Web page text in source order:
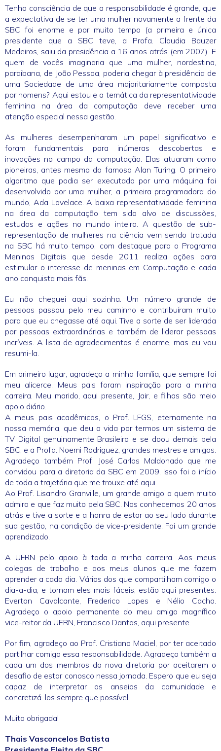
Tenho consciência de que a responsabilidade é grande, que
a expectativa de se ter uma mulher novamente a frente da
SBC foi enorme e por muito tempo (a primeira e única
presidente que a SBC teve, a Profa. Claudia Bauzer
Medeiros, saiu da presidência a 16 anos atrás (em 2007). E
quem de vocês imaginaria que uma mulher, nordestina,
paraibana, de João Pessoa, poderia chegar à presidência de
uma Sociedade de uma área majoritariamente composta
por homens? Aqui estou e a temática da representatividade
feminina na área da computação deve receber uma
atenção especial nessa gestão.
As mulheres desempenharam um papel significativo e
foram fundamentais para inúmeras descobertas e
inovações no campo da computação. Elas atuaram como
pioneiras, antes mesmo do famoso Alan Turing. O primeiro
algoritmo que podia ser executado por uma máquina foi
desenvolvido por uma mulher, a primeira programadora do
mundo, Ada Lovelace. A baixa representatividade feminina
na área da computação tem sido alvo de discussões,
estudos e ações no mundo inteiro. A questão de sub-
representação de mulheres na ciência vem sendo tratada
na SBC há muito tempo, com destaque para o Programa
Meninas Digitais que desde 2011 realiza ações para
estimular o interesse de meninas em Computação e cada
ano conquista mais fãs.
Eu não cheguei aqui sozinha. Um número grande de
pessoas passou pelo meu caminho e contribuíram muito
para que eu chegasse até aqui. Tive a sorte de ser liderada
por pessoas extraordinárias e também de liderar pessoas
incríveis. A lista de agradecimentos é enorme, mas eu vou
resumi-la.
Em primeiro lugar, agradeço a minha família, que sempre foi
meu alicerce. Meus pais foram inspiração para a minha
carreira. Meu marido, aqui presente, Jair, e filhas são meio
apoio diário.
A meus pais acadêmicos, o Prof. LFGS, eternamente na
nossa memória, que deu a vida por termos um sistema de
TV Digital genuinamente Brasileiro e se doou demais pela
SBC, e a Profa. Noemi Rodriguez, grandes mestres e amigos.
Agradeço também Prof. José Carlos Maldonado que me
convidou para a diretoria da SBC em 2009. Isso foi o início
de toda a trajetória que me trouxe até aqui.
Ao Prof. Lisandro Granville, um grande amigo a quem muito
admiro e que faz muito pela SBC. Nos conhecemos 20 anos
atrás e tive a sorte e a honra de estar ao seu lado durante
sua gestão, na condição de vice-presidente. Foi um grande
aprendizado.
A UFRN pelo apoio à toda a minha carreira. Aos meus
colegas de trabalho e aos meus alunos que me fazem
aprender a cada dia. Vários dos que compartilham comigo o
dia-a-dia, e tornam eles mais fáceis, estão aqui presentes:
Everton Cavalcante, Frederico Lopes e Nélio Cacho.
Agradeço o apoio permanente do meu amigo magnífico
vice-reitor da UERN, Francisco Dantas, aqui presente.
Por fim, agradeço ao Prof. Cristiano Maciel, por ter aceitado
partilhar comigo essa responsabilidade. Agradeço também a
cada um dos membros da nova diretoria por aceitarem o
desafio de estar conosco nessa jornada. Espero que eu seja
capaz de interpretar os anseios da comunidade e
concretizá-los sempre que possível.
Muito obrigada!
Thais Vasconcelos Batista